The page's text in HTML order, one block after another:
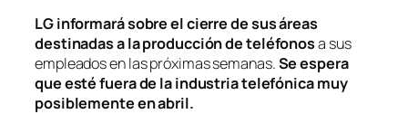
LG informará sobre el cierre de sus áreas
destinadas a la producción de teléfonosa sus
empleados en las próximas semanas.Se espera
que esté fuera de la industria telefónica muy
posiblemente en abril.